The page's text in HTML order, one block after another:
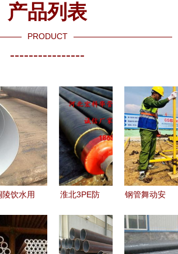
产品列表
PRODUCT
----------------
陵饮水用
式滤水管
品介绍 |
淮北3PE防
供需新动态
工艺升级与
钢管舞动安
36位大师工
地献技展绝